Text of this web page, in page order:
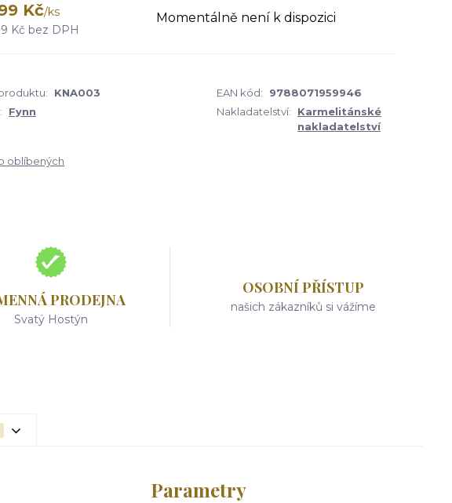
Kč/ks
Kč bez DPH
Momentálně není k dispozici
KNA003 EAN kód:
9788071959946
Fynn Nakladatelství:
Karmelitánské
nakladatelství
oblíbených
PRODEJNA
Svatý Hostýn
OSOBNÍ PŘÍSTUP
našich zákazníků si vážíme
Parametry